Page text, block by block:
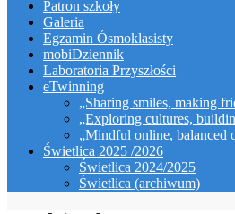
Patron szkoły
Galeria
Egzamin Ósmoklasisty
mobiDziennik
Laboratoria Przyszłości
eTwinning
„Sharing smiles, making
„Exploring cultures,
„Mindful online, balanced
Świetlica 2025 /2026
Świetlica 2024/2025
Świetlica (archiwum)